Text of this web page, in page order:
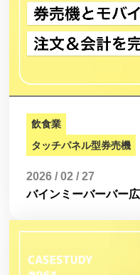
飲食業
タッチパネル型券売機
2026 / 02 / 27
バインミーバーバー